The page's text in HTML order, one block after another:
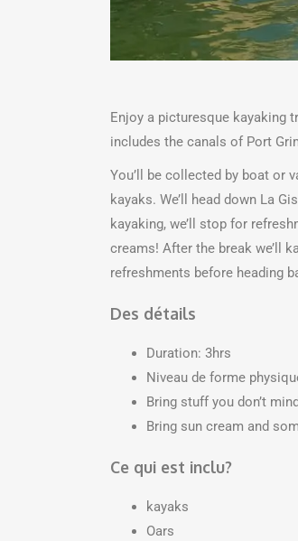
Enjoy a picturesque kayaking
includes the canals of Port
You’ll be collected by boat or
kayaks. We’ll head down La
kayaking, we’ll stop for
creams! After the break we’ll
refreshments before heading
Des détails
Duration: 3hrs
Niveau de forme
Bring stuff you don’t
Bring sun cream and
Ce qui est inclu?
kayaks
Oars